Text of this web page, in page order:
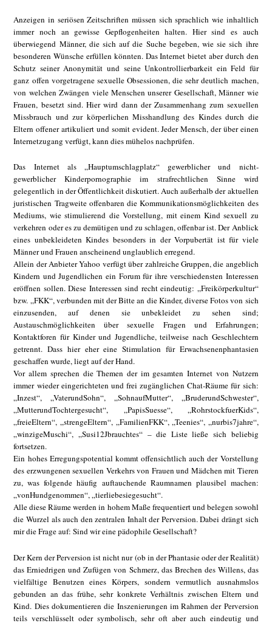
Anzeigen in seriösen Zeitschriften müssen sich sprachlich wie inhaltlich
immer noch an gewisse Gepflogenheiten halten. Hier sind es auch
überwiegend Männer, die sich auf die Suche begeben, wie sie sich ihre
besonderen Wünsche erfüllen könnten. Das Internet bietet aber durch den
Schutz seiner Anonymität und seine Unkontrollierbarkeit ein Feld für
ganz offen vorgetragene sexuelle Obsessionen, die sehr deutlich machen,
von welchen Zwängen viele Menschen unserer Gesellschaft, Männer wie
Frauen, besetzt sind. Hier wird dann der Zusammenhang zum sexuellen
Missbrauch und zur körperlichen Misshandlung des Kindes durch die
Eltern offener artikuliert und somit evident. Jeder Mensch, der über einen
Internetzugang verfügt, kann dies mühelos nachprüfen.
Das Internet als „Hauptumschlagplatz“ gewerblicher und nicht-
gewerblicher Kinderpornographie im strafrechtlichen Sinne wird
gelegentlich in der Öffentlichkeit diskutiert. Auch außerhalb der aktuellen
juristischen Tragweite offenbaren die Kommunikationsmöglichkeiten des
Mediums, wie stimulierend die Vorstellung, mit einem Kind sexuell zu
verkehren oder es zu demütigen und zu schlagen, offenbar ist. Der Anblick
eines unbekleideten Kindes besonders in der Vorpubertät ist für viele
Männer und Frauen anscheinend unglaublich erregend.
Allein der Anbieter Yahoo verfügt über zahlreiche Gruppen, die angeblich
Kindern und Jugendlichen ein Forum für ihre verschiedensten Interessen
eröffnen sollen. Diese Interessen sind recht eindeutig: „Freikörperkultur“
bzw. „FKK“, verbunden mit der Bitte an die Kinder, diverse Fotos von sich
einzusenden, auf denen sie unbekleidet zu sehen sind;
Austauschmöglichkeiten über sexuelle Fragen und Erfahrungen;
Kontaktforen für Kinder und Jugendliche, teilweise nach Geschlechtern
getrennt. Dass hier eher eine Stimulation für Erwachsenenphantasien
geschaffen wurde, liegt auf der Hand.
Vor allem sprechen die Themen der im gesamten Internet von Nutzern
immer wieder eingerichteten und frei zugänglichen Chat-Räume für sich:
„Inzest“, „VaterundSohn“, „SohnaufMutter“, „BruderundSchwester“,
„MutterundTochtergesucht“, „PapisSuesse“, „RohrstockfuerKids“,
„freieEltern“, „strengeEltern“, „FamilienFKK“, „Teenies“, „nurbis7jahre“,
„winzigeMuschi“, „Susi12Jbrauchtes“ – die Liste ließe sich beliebig
fortsetzen.
Ein hohes Erregungspotential kommt offensichtlich auch der Vorstellung
des erzwungenen sexuellen Verkehrs von Frauen und Mädchen mit Tieren
zu, was folgende häufig auftauchende Raumnamen plausibel machen:
„vonHundgenommen“, „tierliebesiegesucht“.
Alle diese Räume werden in hohem Maße frequentiert und belegen sowohl
die Wurzel als auch den zentralen Inhalt der Perversion. Dabei drängt sich
mir die Frage auf: Sind wir eine pädophile Gesellschaft?
Der Kern der Perversion ist nicht nur (ob in der Phantasie oder der Realität)
das Erniedrigen und Zufügen von Schmerz, das Brechen des Willens, das
vielfältige Benutzen eines Körpers, sondern vermutlich ausnahmslos
gebunden an das frühe, sehr konkrete Verhältnis zwischen Eltern und
Kind. Dies dokumentieren die Inszenierungen im Rahmen der Perversion
teils verschlüsselt oder symbolisch, sehr oft aber auch eindeutig und